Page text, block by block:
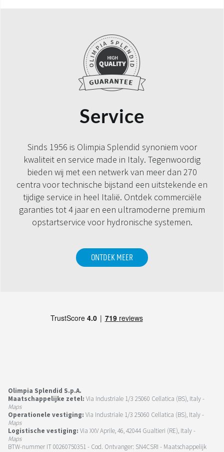
Service
Sinds 1956 is Olimpia Splendid synoniem voor
kwaliteit en service made in Italy. Tegenwoordig
bieden wij met een netwerk van meer dan 270
centra voor technische bijstand een uitstekende en
tijdige service in heel Italië. Ontdek commerciële
garanties tot 4 jaar en een ultramoderne premium
opstartservice voor hydronische systemen.
ONTDEK MEER
Olimpia Splendid S.p.A.
Maatschappelijke zetel: Via Industriale 1/3 25060 Cellatica (BS), Italy -
Maps
Operationele vestiging: Via Industriale 1/3 25060 Cellatica (BS), Italy -
Maps
Logistische vestiging: Via XXV Aprile, 46, 42044 Gualtieri (RE), Italy -
Maps
BTW-nummer IT 00260750351 - Cod. Ontvanger: SN4CSRI - Maatschappelijk